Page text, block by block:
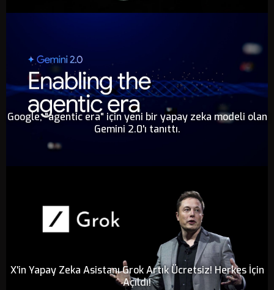
Google, "agentic era" için yeni bir yapay zeka modeli olan
Gemini 2.0'ı tanıttı.
X'in Yapay Zeka Asistanı Grok Artık Ücretsiz! Herkes İçin
Açıldı!